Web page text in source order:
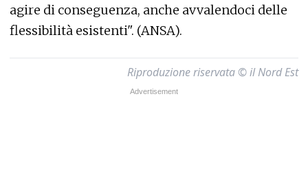
agire di conseguenza, anche avvalendoci delle
flessibilità esistenti". (ANSA).
Riproduzione riservata © il Nord Est